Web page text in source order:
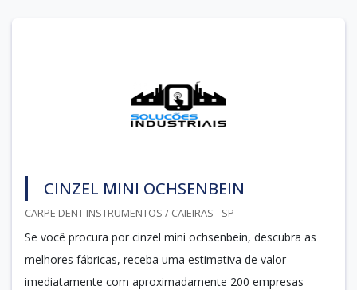
CINZEL MINI OCHSENBEIN
CARPE DENT INSTRUMENTOS / CAIEIRAS - SP
Se você procura por cinzel mini ochsenbein, descubra as
melhores fábricas, receba uma estimativa de valor
imediatamente com aproximadamente 200 empresas